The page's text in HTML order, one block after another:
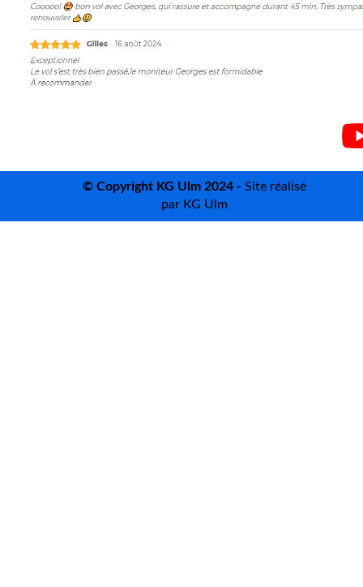
© Copyright KG Ulm 2024 - Site réalisé
par KG Ulm